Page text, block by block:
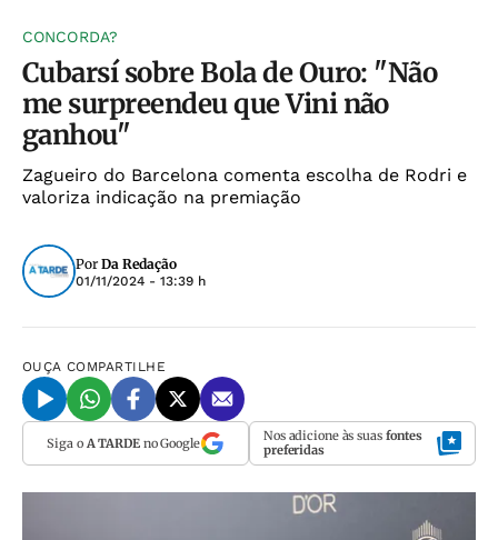
CONCORDA?
Cubarsí sobre Bola de Ouro: "Não
me surpreendeu que Vini não
ganhou"
Zagueiro do Barcelona comenta escolha de Rodri e
valoriza indicação na premiação
Por Da Redação
01/11/2024 - 13:39 h
OUÇA COMPARTILHE
Siga o A TARDEno Google Nos adicione às suas fontes
preferidas